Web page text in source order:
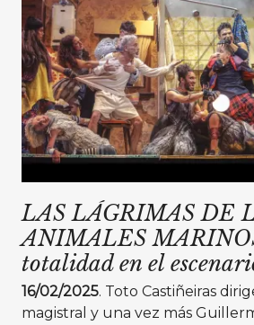
LAS LÁGRIMAS DE
ANIMALES
totalidad en el
16/02/2025. Toto Castiñeiras
magistral y una vez más